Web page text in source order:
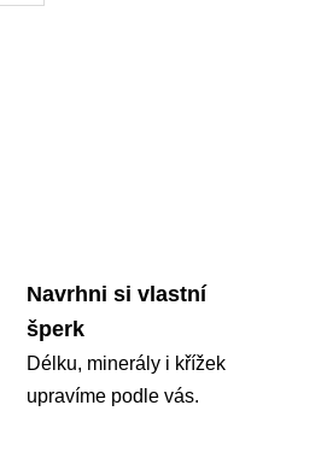
Navrhni si vlastní
šperk
Délku, minerály i křížek
upravíme podle vás.